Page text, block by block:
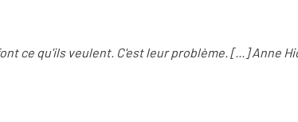
ce qu'ils veulent. C'est leur problème. [...] Anne